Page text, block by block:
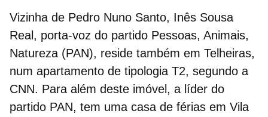
Vizinha de Pedro Nuno Santo, Inês Sousa
Real, porta-voz do partido Pessoas, Animais,
Natureza (PAN), reside também em Telheiras,
num apartamento de tipologia T2, segundo a
CNN. Para além deste imóvel, a líder do
partido PAN, tem uma casa de férias em Vila